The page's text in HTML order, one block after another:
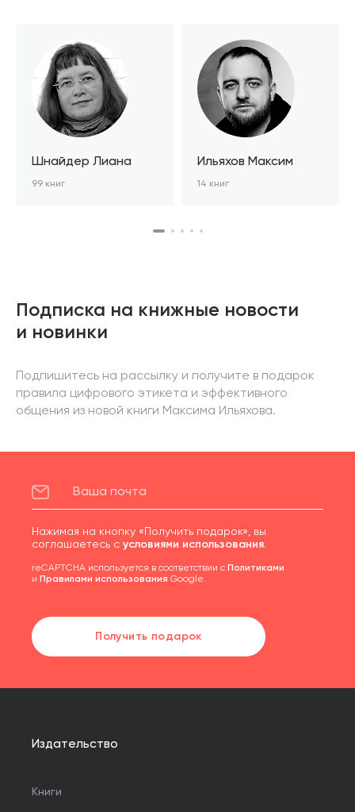
Шнайдер Лиана
99 книг
Ильяхов Максим
14 книг
Подписка на книжные новости
и новинки
Подпишитесь на рассылку и получите в подарок
правила цифрового этикета и эффективного
общения из новой книги Максима Ильяхова.
Нажимая на кнопку «Получить подарок», вы
соглашаетесь с условиями использования.
reCAPTCHA используется в соответствии с Политиками
и Правилами использования Google.
Получить подарок
Издательство
Книги